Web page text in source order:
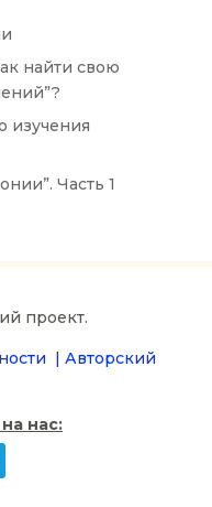
найти свою
изучения
Часть 1
проект.
| Авторский
нас: